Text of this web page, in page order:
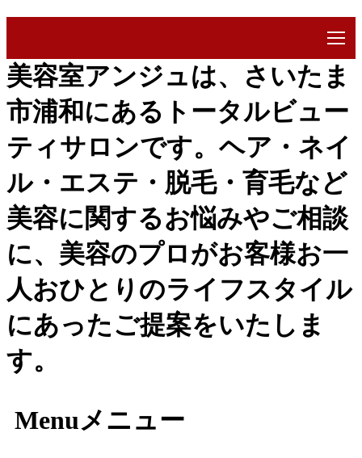
美容室アンジュは、さいたま
市浦和にあるトータルビュー
ティサロンです。ヘア・ネイ
ル・エステ・脱毛・育毛など
美容に関するお悩みやご相談
に、美容のプロがお客様お一
人おひとりのライフスタイル
にあったご提案をいたしま
す。
Menuメニュー